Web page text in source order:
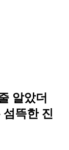
알았더
뜩한 진